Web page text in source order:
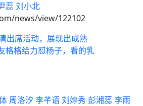
蕊 刘小北
news/view/122102
出席活动，展现出成熟
格格给力怼杨子，看的乳
周洛汐 李芊语 刘婷秀 彭湘蕊 李雨